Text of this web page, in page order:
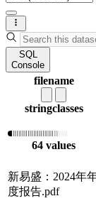
SQL
Console
filename
stringclasses
64 values
新易盛：2024年
度报告.pdf